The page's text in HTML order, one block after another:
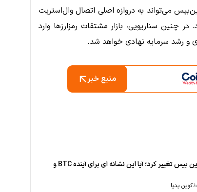
می‌تواند به دروازه اصلی اتصال وال‌استریت
چنین سناریویی، بازار مشتقات رمزارزها وارد
و رشد سرمایه نهادی خواهد شد.
منبع خبر
ترکیب خزانه کوین‌ بیس تغییر کرد؛ آیا این نشانه‌ ای برای آینده BTC و
کوین پدیا